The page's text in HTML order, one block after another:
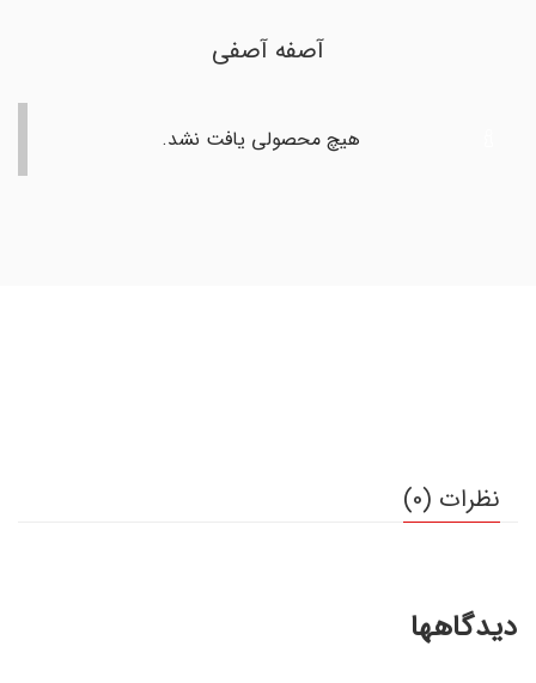
آصفه آصفی
هیچ محصولی یافت نشد.
نظرات (0)
دیدگاهها